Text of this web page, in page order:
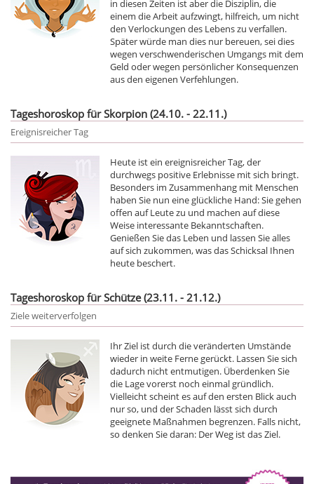
in diesen Zeiten ist aber die Disziplin, die
einem die Arbeit aufzwingt, hilfreich, um nicht
den Verlockungen des Lebens zu verfallen.
Später würde man dies nur bereuen, sei dies
wegen verschwenderischen Umgangs mit dem
Geld oder wegen persönlicher Konsequenzen
aus den eigenen Verfehlungen.
Tageshoroskop für Skorpion (24.10. - 22.11.)
Ereignisreicher Tag
Heute ist ein ereignisreicher Tag, der
durchwegs positive Erlebnisse mit sich bringt.
Besonders im Zusammenhang mit Menschen
haben Sie nun eine glückliche Hand: Sie gehen
offen auf Leute zu und machen auf diese
Weise interessante Bekanntschaften.
Genießen Sie das Leben und lassen Sie alles
auf sich zukommen, was das Schicksal Ihnen
heute beschert.
Tageshoroskop für Schütze (23.11. - 21.12.)
Ziele weiterverfolgen
Ihr Ziel ist durch die veränderten Umstände
wieder in weite Ferne gerückt. Lassen Sie sich
dadurch nicht entmutigen. Überdenken Sie
die Lage vorerst noch einmal gründlich.
Vielleicht scheint es auf den ersten Blick auch
nur so, und der Schaden lässt sich durch
geeignete Maßnahmen begrenzen. Falls nicht,
so denken Sie daran: Der Weg ist das Ziel.